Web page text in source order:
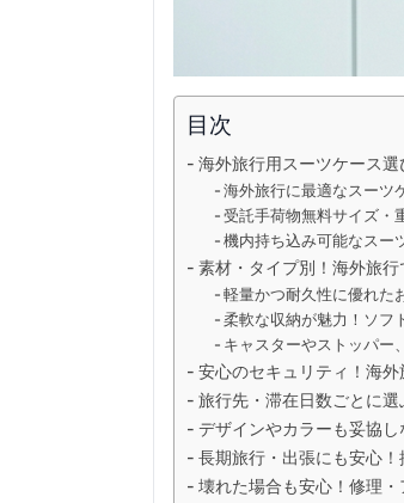
目次
海外旅行用スーツケース
海外旅行に最適なスーツ
受託手荷物無料サイズ・
機内持ち込み可能なスー
素材・タイプ別！海外旅
軽量かつ耐久性に優れた
柔軟な収納が魅力！ソフ
キャスターやストッパー
安心のセキュリティ！海
旅行先・滞在日数ごとに
デザインやカラーも妥協
長期旅行・出張にも安心
壊れた場合も安心！修理